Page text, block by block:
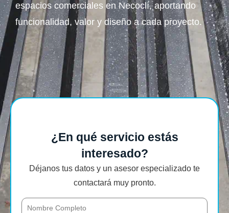
espacios comerciales en Necoclí, aportando
funcionalidad, valor y diseño a cada proyecto.
¿En qué servicio estás
interesado?
Déjanos tus datos y un asesor especializado te
contactará muy pronto.